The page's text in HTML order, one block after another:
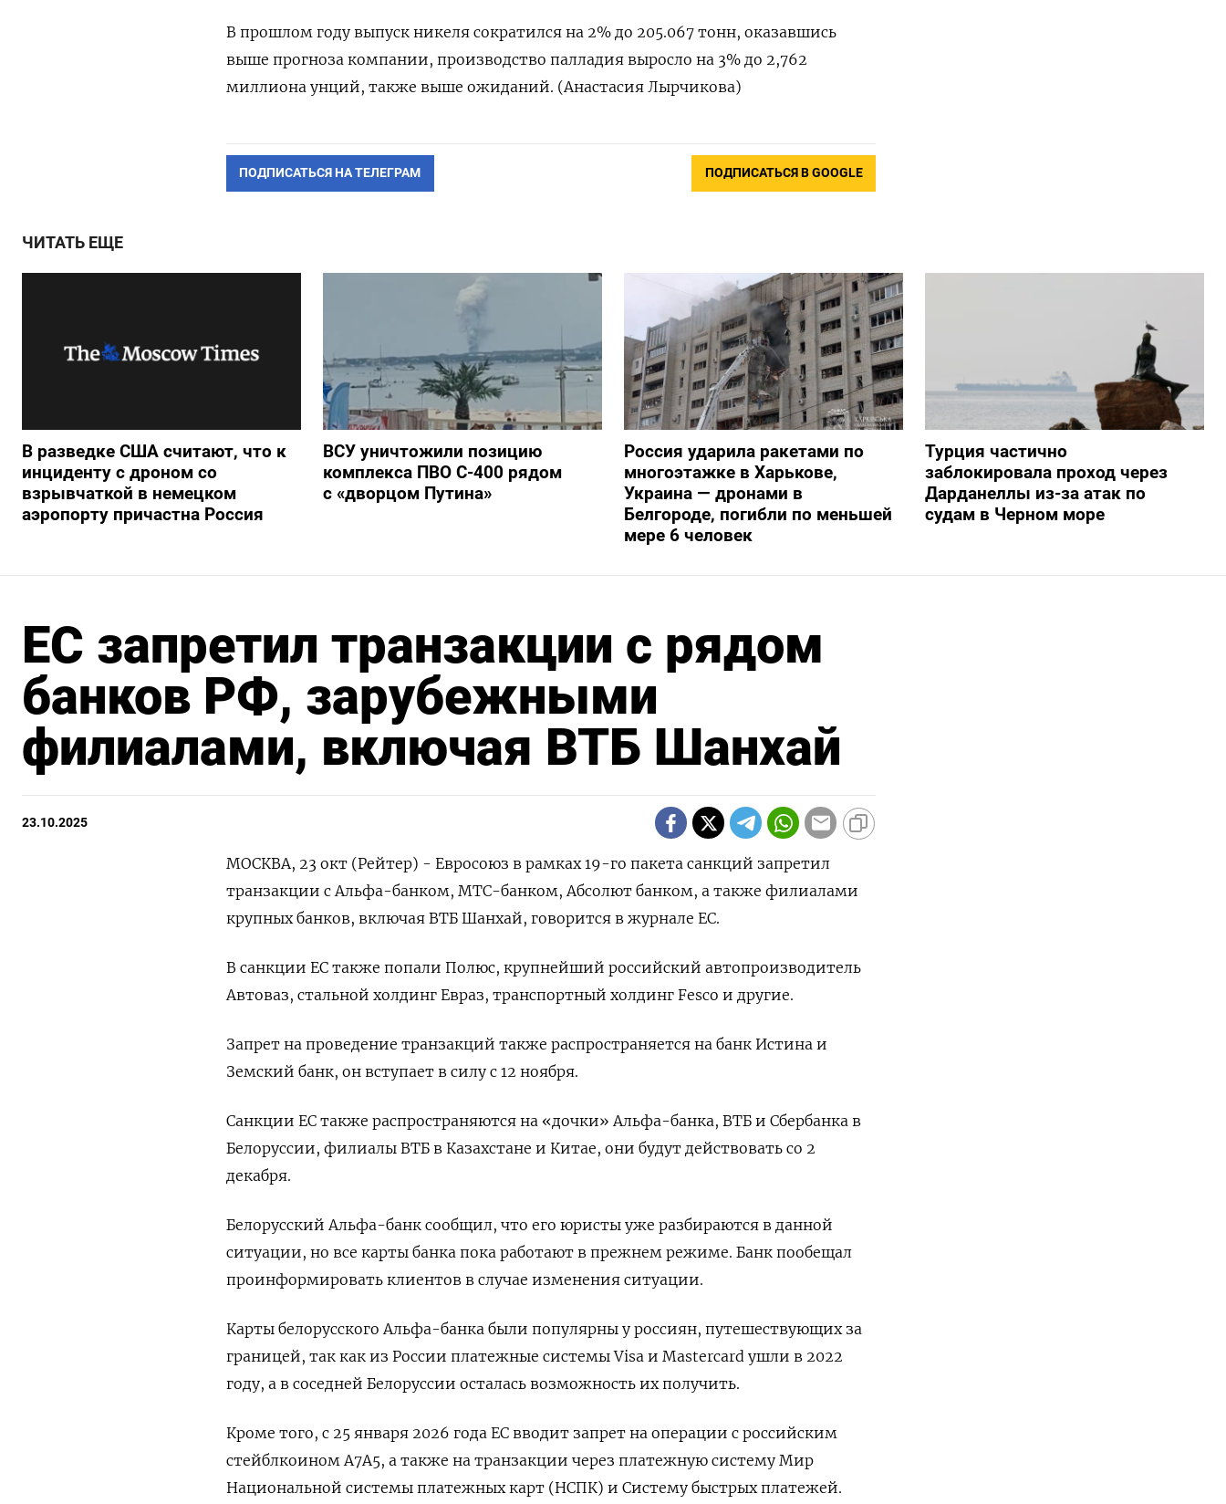
В прошлом году выпуск никеля сократился на 2% до 205.067 тонн, оказавшись
выше прогноза компании, производство палладия выросло на 3% до 2,762
миллиона унций, также выше ожиданий. (Анастасия Лырчикова)
ПОДПИСАТЬСЯ НА ТЕЛЕГРАМ ПОДПИСАТЬСЯ В GOOGLE
ЧИТАТЬ ЕЩЕ
В разведке США считают, что к
инциденту с дроном со
взрывчаткой в немецком
аэропорту причастна Россия
ВСУ уничтожили позицию
комплекса ПВО С-400 рядом
с «дворцом Путина»
Россия ударила ракетами по
многоэтажке в Харькове,
Украина — дронами в
Белгороде, погибли по меньшей
мере 6 человек
Турция частично
заблокировала проход через
Дарданеллы из-за атак по
судам в Черном море
ЕC запретил транзакции с рядом
банков РФ, зарубежными
филиалами, включая ВТБ Шанхай
23.10.2025
МОСКВА, 23 окт (Рейтер) - Евросоюз в рамках 19-го пакета санкций запретил
транзакции с Альфа-банком, МТС-банком, Абсолют банком, а также филиалами
крупных банков, включая ВТБ Шанхай, говорится в журнале ЕС.
В санкции ЕС также попали Полюс, крупнейший российский автопроизводитель
Автоваз, стальной холдинг Евраз, транспортный холдинг Fesco и другие.
Запрет на проведение транзакций также распространяется на банк Истина и
Земский банк, он вступает в силу с 12 ноября.
Санкции ЕС также распространяются на «дочки» Альфа-банка, ВТБ и Сбербанка в
Белоруссии, филиалы ВТБ в Казахстане и Китае, они будут действовать со 2
декабря.
Белорусский Альфа-банк сообщил, что его юристы уже разбираются в данной
ситуации, но все карты банка пока работают в прежнем режиме. Банк пообещал
проинформировать клиентов в случае изменения ситуации.
Карты белорусского Альфа-банка были популярны у россиян, путешествующих за
границей, так как из России платежные системы Visa и Mastercard ушли в 2022
году, а в соседней Белоруссии осталась возможность их получить.
Кроме того, с 25 января 2026 года ЕС вводит запрет на операции с российским
стейблкоином А7А5, а также на транзакции через платежную систему Мир
Национальной системы платежных карт (НСПК) и Систему быстрых платежей.